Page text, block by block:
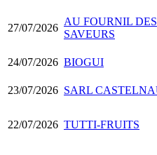
27/07/2026
AU FOURNIL DES
SAVEURS
24/07/2026 BIOGUI
23/07/2026 SARL
22/07/2026 TUTTI-FRUITS